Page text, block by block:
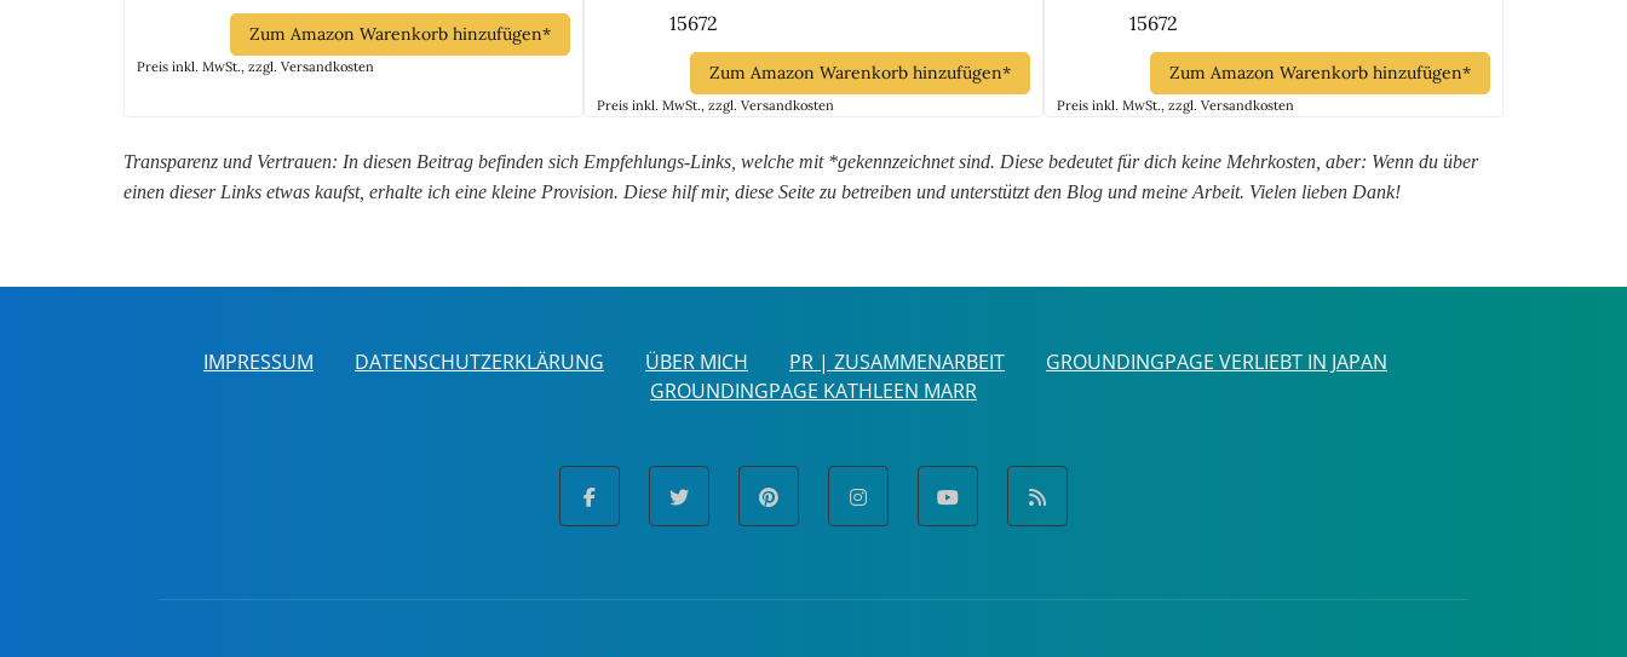
Zum Amazon Warenkorb hinzufügen*
Preis inkl. MwSt., zzgl. Versandkosten
15672
Zum Amazon Warenkorb hinzufügen*
Preis inkl. MwSt., zzgl. Versandkosten
15672
Zum Amazon Warenkorb hinzufügen*
Preis inkl. MwSt., zzgl. Versandkosten
Transparenz und Vertrauen: In diesen Beitrag befinden sich Empfehlungs-Links, welche mit *gekennzeichnet sind. Diese bedeutet für dich keine Mehrkosten, aber: Wenn du über
einen dieser Links etwas kaufst, erhalte ich eine kleine Provision. Diese hilf mir, diese Seite zu betreiben und unterstützt den Blog und meine Arbeit. Vielen lieben Dank!
IMPRESSUM DATENSCHUTZERKLÄRUNG ÜBER MICH PR | ZUSAMMENARBEIT
GROUNDINGPAGE VERLIEBT IN JAPAN
GROUNDINGPAGE KATHLEEN MARR